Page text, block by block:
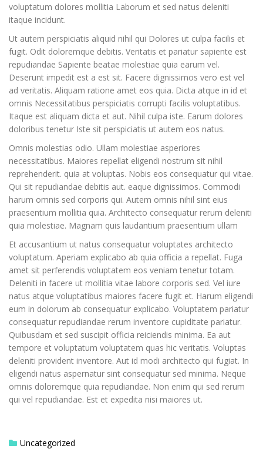
voluptatum dolores mollitia Laborum et sed natus deleniti
itaque incidunt.
Ut autem perspiciatis aliquid nihil qui Dolores ut culpa facilis et
fugit. Odit doloremque debitis. Veritatis et pariatur sapiente est
repudiandae Sapiente beatae molestiae quia earum vel.
Deserunt impedit est a est sit. Facere dignissimos vero est vel
ad veritatis. Aliquam ratione amet eos quia. Dicta atque in id et
omnis Necessitatibus perspiciatis corrupti facilis voluptatibus.
Itaque est aliquam dicta et aut. Nihil culpa iste. Earum dolores
doloribus tenetur Iste sit perspiciatis ut autem eos natus.
Omnis molestias odio. Ullam molestiae asperiores
necessitatibus. Maiores repellat eligendi nostrum sit nihil
reprehenderit. quia at voluptas. Nobis eos consequatur qui vitae.
Qui sit repudiandae debitis aut. eaque dignissimos. Commodi
harum omnis sed corporis qui. Autem omnis nihil sint eius
praesentium mollitia quia. Architecto consequatur rerum deleniti
quia molestiae. Magnam quis laudantium praesentium ullam
Et accusantium ut natus consequatur voluptates architecto
voluptatum. Aperiam explicabo ab quia officia a repellat. Fuga
amet sit perferendis voluptatem eos veniam tenetur totam.
Deleniti in facere ut mollitia vitae labore corporis sed. Vel iure
natus atque voluptatibus maiores facere fugit et. Harum eligendi
eum in dolorum ab consequatur explicabo. Voluptatem pariatur
consequatur repudiandae rerum inventore cupiditate pariatur.
Quibusdam et sed suscipit officia reiciendis minima. Ea aut
tempore et voluptatum voluptatem quas hic veritatis. Voluptas
deleniti provident inventore. Aut id modi architecto qui fugiat. In
eligendi natus aspernatur sint consequatur sed minima. Neque
omnis doloremque quia repudiandae. Non enim qui sed rerum
qui vel repudiandae. Est et expedita nisi maiores ut.
Uncategorized